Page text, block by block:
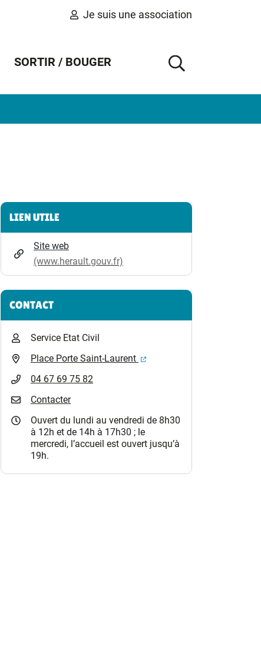
Je suis une association
SORTIR / BOUGER
AFFICHER
Informations complémentaires
LIEN UTILE
Site web
(www.herault.gouv.fr)
CONTACT
Service Etat Civil
Place Porte Saint-Laurent
(ouverture dans un nouvel
04 67 69 75 82
Contacter
Ouvert du lundi au vendredi de 8h30
à 12h et de 14h à 17h30 ; le
mercredi, l’accueil est ouvert jusqu’à
19h.